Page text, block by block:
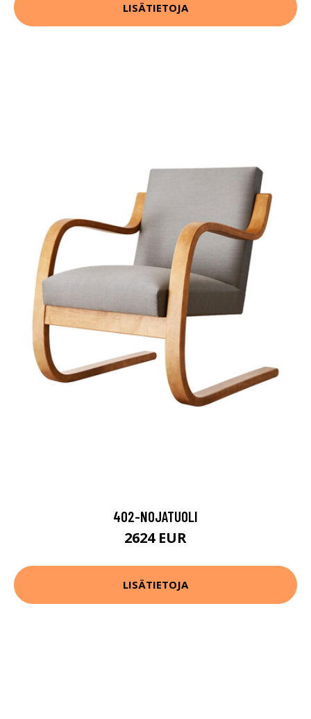
LISÄTIETOJA
402-NOJATUOLI
2624 EUR
LISÄTIETOJA